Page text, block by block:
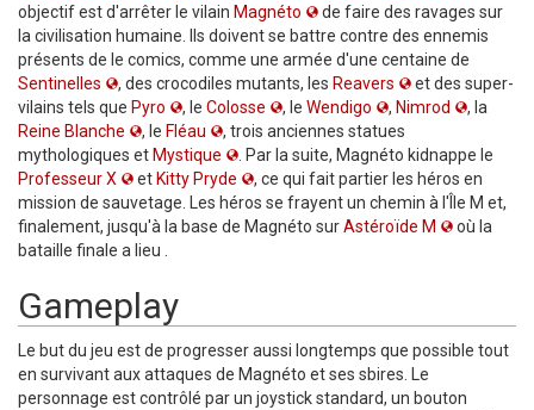
objectif est d'arrêter le vilain Magnéto
de faire des ravages sur
la civilisation humaine. Ils doivent se battre contre des ennemis
présents de le comics, comme une armée d'une centaine de
Sentinelles
, des crocodiles mutants, les Reavers
et des super-
vilains tels que Pyro , le Colosse , le Wendigo , Nimrod
, la
Reine Blanche
, le Fléau
, trois anciennes statues
mythologiques et Mystique
. Par la suite, Magnéto kidnappe le
Professeur X
et Kitty Pryde
, ce qui fait partier les héros en
mission de sauvetage. Les héros se frayent un chemin à l'Île M et,
finalement, jusqu'à la base de Magnéto surAstéroïde M
où la
bataille finale a lieu .
Gameplay
Le but du jeu est de progresser aussi longtemps que possible tout
en survivant aux attaques de Magnéto et ses sbires. Le
personnage est contrôlé par un joystick standard, un bouton